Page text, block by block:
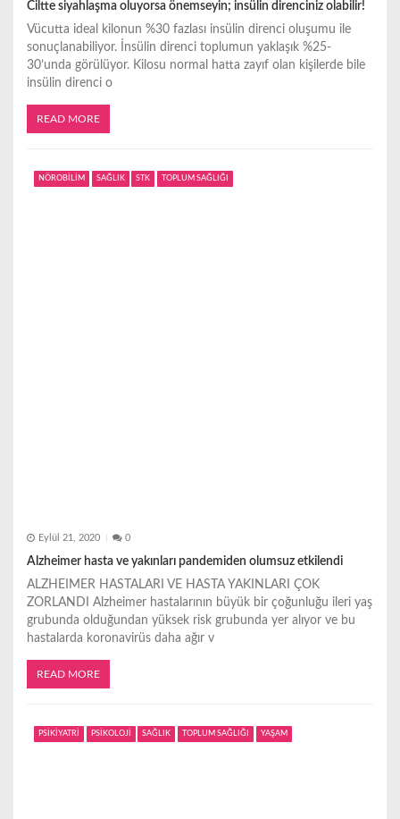
Ciltte siyahlaşma oluyorsa önemseyin; insülin direnciniz olabilir!
Vücutta ideal kilonun %30 fazlası insülin direnci oluşumu ile
sonuçlanabiliyor. İnsülin direnci toplumun yaklaşık %25-
30’unda görülüyor. Kilosu normal hatta zayıf olan kişilerde bile
insülin direnci o
READ MORE
NÖROBİLİM SAĞLIK STK TOPLUM SAĞLIĞI
Eylül 21, 2020 0
Alzheimer hasta ve yakınları pandemiden olumsuz etkilendi
ALZHEIMER HASTALARI VE HASTA YAKINLARI ÇOK
ZORLANDI Alzheimer hastalarının büyük bir çoğunluğu ileri yaş
grubunda olduğundan yüksek risk grubunda yer alıyor ve bu
hastalarda koronavirüs daha ağır v
READ MORE
PSİKİYATRİ PSİKOLOJİ SAĞLIK TOPLUM SAĞLIĞI YAŞAM